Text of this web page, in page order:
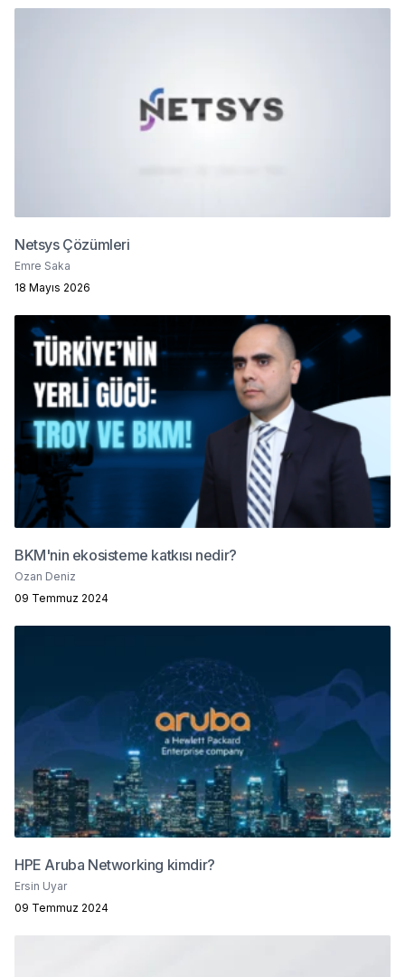
Netsys Çözümleri
Emre Saka
18 Mayıs 2026
BKM'nin ekosisteme katkısı nedir?
Ozan Deniz
09 Temmuz 2024
HPE Aruba Networking kimdir?
Ersin Uyar
09 Temmuz 2024